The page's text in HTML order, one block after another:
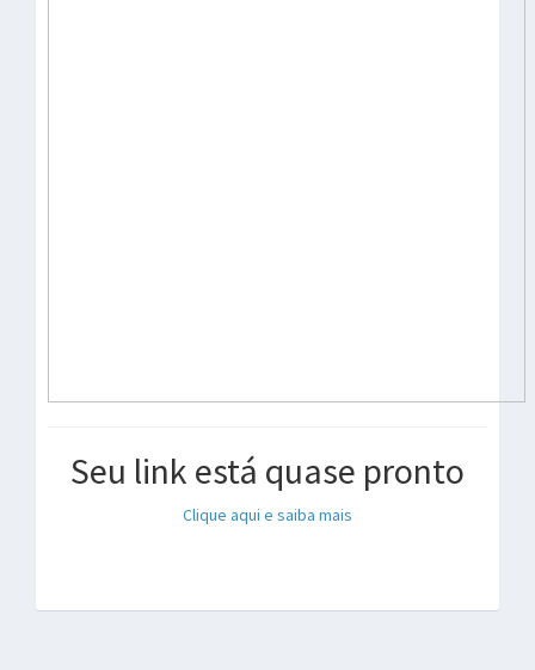
Seu link está quase pronto
Clique aqui e saiba mais